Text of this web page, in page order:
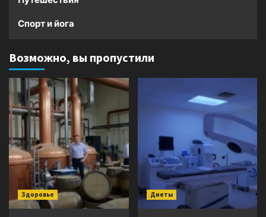
Спорт и йога
Возможно, вы пропустили
Здоровье Диеты